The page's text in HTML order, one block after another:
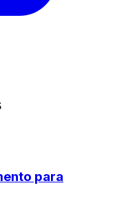
para